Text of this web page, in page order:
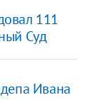
111
Суд
Ивана